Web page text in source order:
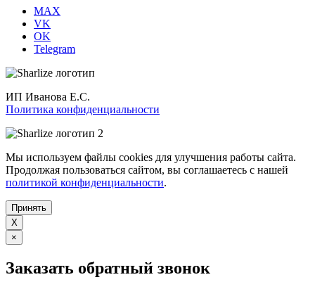
MAX
VK
OK
Telegram
ИП Иванова Е.С.
Политика конфиденциальности
Мы используем файлы cookies для улучшения работы сайта.
Продолжая пользоваться сайтом, вы соглашаетесь с нашей
политикой конфиденциальности.
Принять
X
×
Заказать обратный звонок